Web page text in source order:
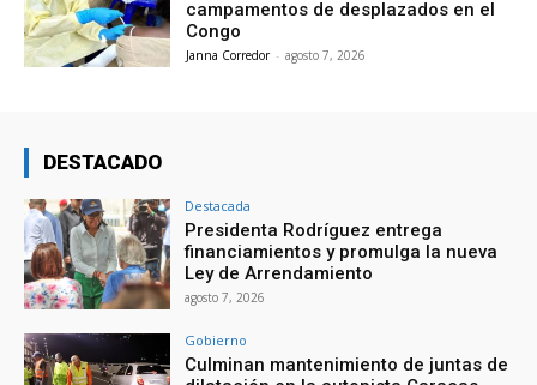
campamentos de desplazados en el
Congo
Janna Corredor - agosto 7, 2026
DESTACADO
Destacada
Presidenta Rodríguez entrega
financiamientos y promulga la nueva
Ley de Arrendamiento
agosto 7, 2026
Gobierno
Culminan mantenimiento de juntas de